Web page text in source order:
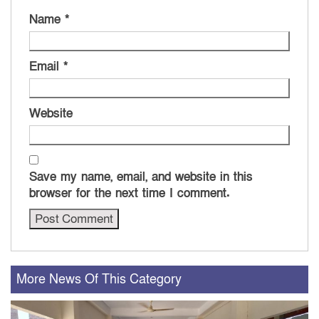
Name *
Email *
Website
Save my name, email, and website in this
browser for the next time I comment.
More News Of This Category